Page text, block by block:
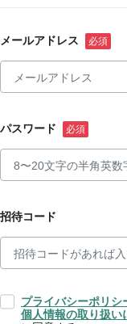
メールアドレス
パスワード
招待コード
プライバシーポリシ
個人情報の取り扱い